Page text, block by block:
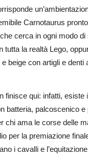
Carnotaurus
cerca in ogni modo
tutta la realtà Lego,
beige con artigli e denti
finisce qui: infatti, esiste
batteria, palcoscenico e
chi ama le corse delle
per la premiazione
i cavalli e